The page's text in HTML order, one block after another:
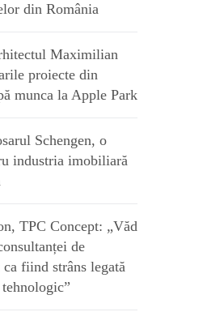
din România
Maximilian
proiecte din
munca la Apple Park
Schengen, o
industria imobiliară
TPC Concept: „Văd
de
ca fiind strâns legată